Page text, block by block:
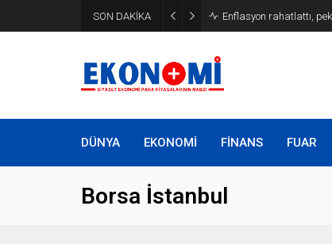
SON DAKİKA Bakan Kurum: Atık artış
DÜNYA EKONOMİ FİNANS FUAR
Borsa İstanbul